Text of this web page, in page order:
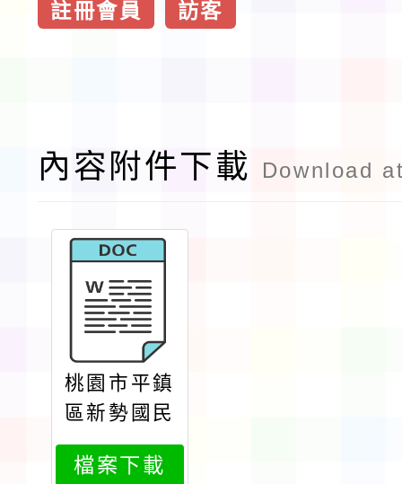
註冊會員 訪客
內容附件下載 Download
桃園市平鎮
區新勢國民
小學導護工
作實施辦法
檔案下載